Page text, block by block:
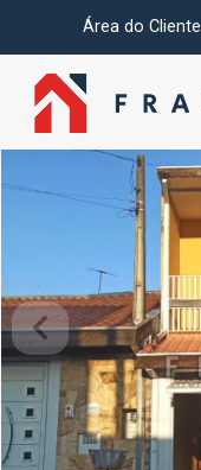
Área do Cliente